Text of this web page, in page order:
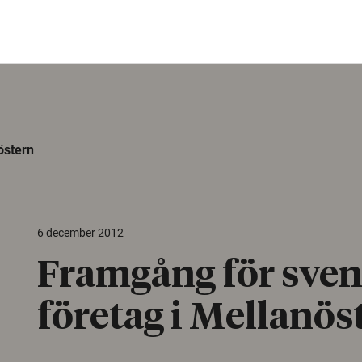
6 december 2012
Framgång för
företag i